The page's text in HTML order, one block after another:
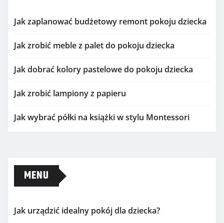
Jak zaplanować budżetowy remont pokoju dziecka
Jak zrobić meble z palet do pokoju dziecka
Jak dobrać kolory pastelowe do pokoju dziecka
Jak zrobić lampiony z papieru
Jak wybrać półki na książki w stylu Montessori
MENU
Jak urządzić idealny pokój dla dziecka?